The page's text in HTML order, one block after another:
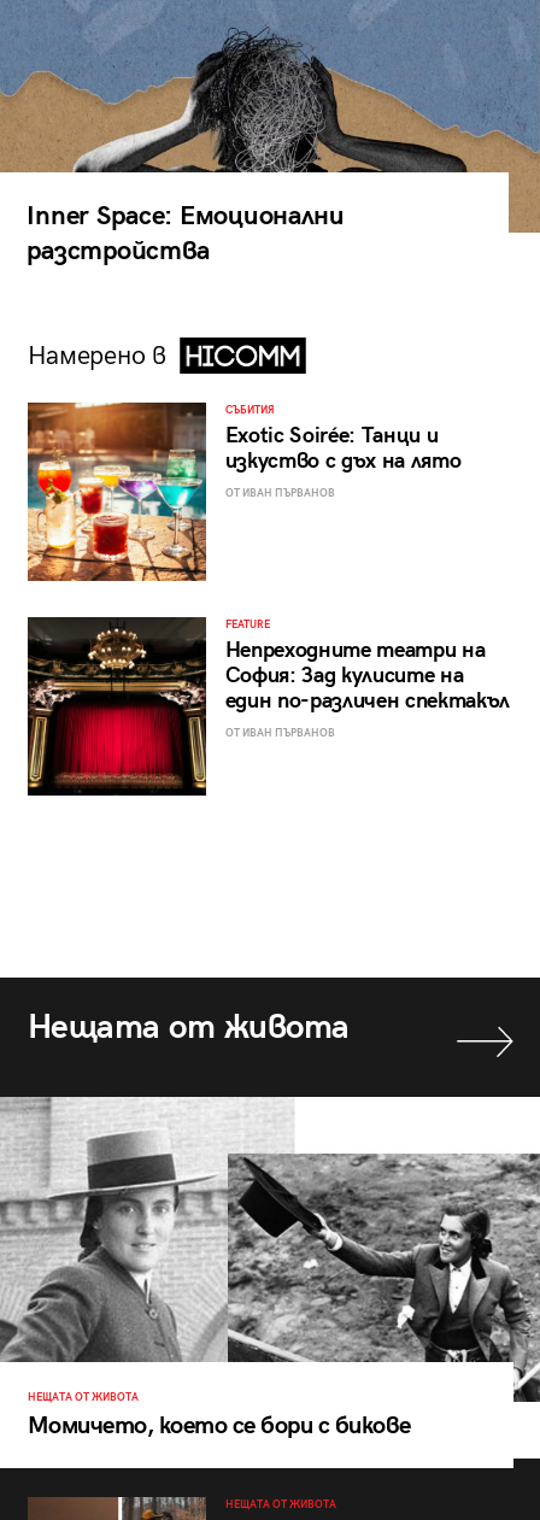
Inner Space: Емоционални
разстройства
Намерено в
СЪБИТИЯ
Exotic Soirée: Танци и
изкуство с дъх на лято
ОТ ИВАН ПЪРВАНОВ
FEATURE
Непреходните театри на
София: Зад кулисите на
един по-различен спектакъл
ОТ ИВАН ПЪРВАНОВ
Нещата от живота
НЕЩАТА ОТ ЖИВОТА
Момичето, което се бори с бикове
НЕЩАТА ОТ ЖИВОТА